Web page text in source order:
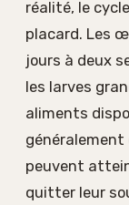
réalité, le
placard. Les
jours à deux
les larves
aliments
peuvent
quitter leur